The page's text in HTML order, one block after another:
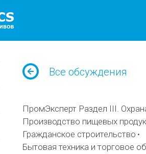
Все обсуждения
ПромЭксперт Раздел III.
Производство пищевых
Гражданское строительство
Бытовая техника и торговое